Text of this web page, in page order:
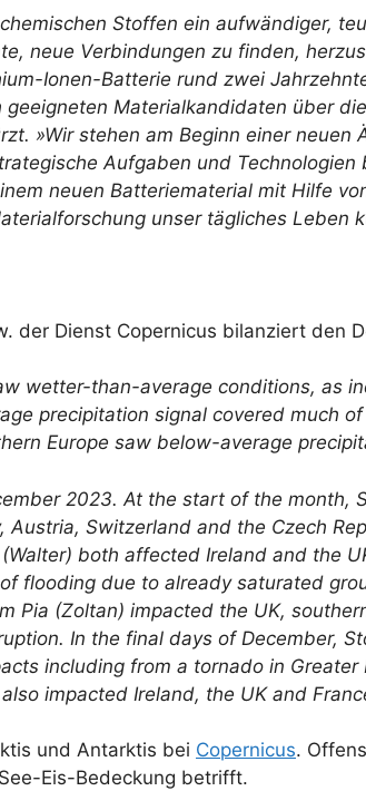
Stoffen ein aufwändiger,
neue Verbindungen zu finden,
Ionen-Batterie rund zwei
Materialkandidaten über
»Wir stehen am Beginn einer neuen
Aufgaben und
neuen Batteriematerial mit Hilfe
unser tägliches Leben
der Dienst Copernicus bilanziert den
wetter-than-average conditions, as
precipitation signal covered much
Europe saw below-average
2023. At the start of the month,
Switzerland and the Czech
both affected Ireland and the
flooding due to already saturated
Pia (Zoltan) impacted the UK,
In the final days of December,
including from a tornado in
impacted Ireland, the UK and
und Antarktis bei Copernicus.
Eis-Bedeckung betrifft.